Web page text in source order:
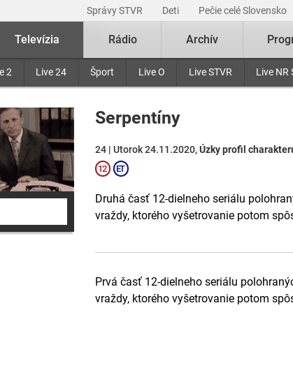
Správy STVR Deti Pečie celé Slovensko
Televízia
2 Live 24 Šport Live O Live STVR Live NR
Rádio Archív
Serpentíny
24 | Utorok 24.11.2020,Úzky profil
Druhá časť 12-dielneho seriálu
vraždy, ktorého vyšetrovanie potom
Prvá časť 12-dielneho seriálu
vraždy, ktorého vyšetrovanie potom